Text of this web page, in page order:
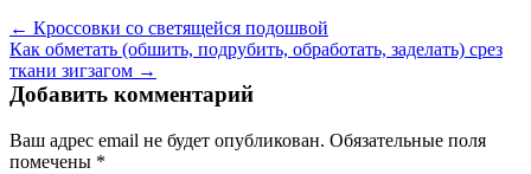
← Кроссовки со светящейся подошвой
Как обметать (обшить, подрубить, обработать, заделать) срез
ткани зигзагом →
Добавить комментарий
Ваш адрес email не будет опубликован. Обязательные поля
помечены *